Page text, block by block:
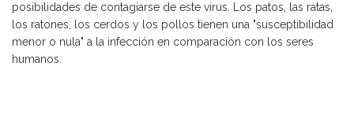
posibilidades de contagiarse de este virus. Los patos, las ratas,
los ratones, los cerdos y los pollos tienen una "susceptibilidad
menor o nula" a la infección en comparación con los seres
humanos.